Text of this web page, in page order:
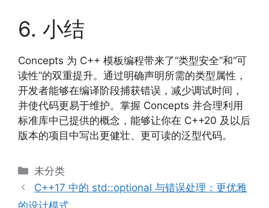
6. 小结
Concepts 为 C++ 模板编程带来了“类型安全”和“可
读性”的双重提升。通过明确声明所需的类型属性，
开发者能够在编译阶段捕获错误，减少调试时间，
并使代码更易于维护。掌握 Concepts 并合理利用
标准库中已提供的概念，能够让你在 C++20 及以后
版本的项目中写出更健壮、更可读的泛型代码。
分
类
未分类
C++17 中的 std::optional 与错误处理：更优雅
的设计模式